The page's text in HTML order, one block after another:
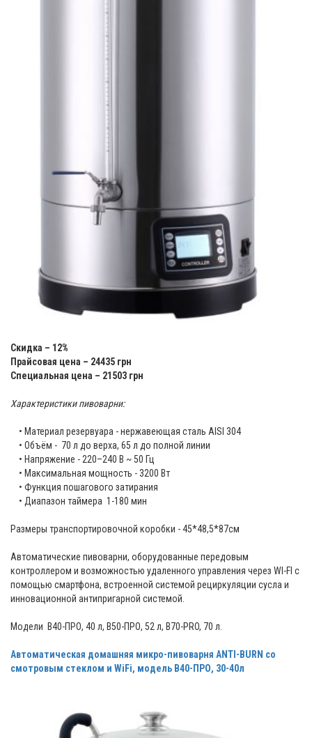
Скидка – 12%
Прайсовая цена – 24435 грн
Специальная цена – 21503 грн
Характеристики пивоварни:
• Материал резервуара - нержавеющая сталь AISI 304
• Объём - 70 л до верха, 65 л до полной линии
• Напряжение - 220–240 В ~ 50 Гц
• Максимальная мощность - 3200 Вт
• Функция пошагового затирания
• Диапазон таймера 1-180 мин
Размеры транспортировочной коробки - 45*48,5*87см
Автоматические пивоварни, оборудованные передовым
контроллером и возможностью удаленного управления через WI-FI с
помощью смартфона, встроенной системой рециркуляции сусла и
инновационной антипригарной системой.
Модели В40-ПРО, 40 л, В50-ПРО, 52 л, B70-PRO, 70 л.
Автоматическая домашняя микро-пивоварня ANTI-BURN cо
смотровым стеклом и WiFi, модель В40-ПРО, 30-40л